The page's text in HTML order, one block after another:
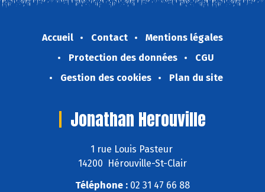
Accueil Contact
Mentions légales
Protection des données
CGU
Gestion des cookies
Plan du site
Jonathan Herouville
1 rue Louis Pasteur
14200 Hérouville-St-Clair
Téléphone : 02 31 47 66 88